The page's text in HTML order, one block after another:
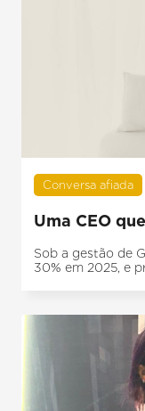
Conversa afiada
Uma CEO
Sob a gestão de
30% em 2025, e